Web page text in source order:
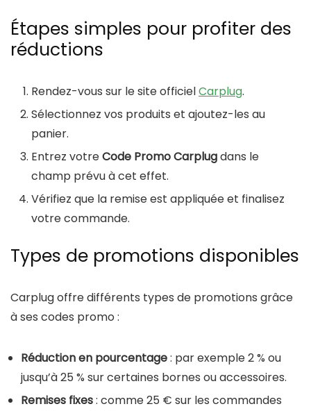
Étapes simples pour profiter des
réductions
Rendez-vous sur le site officielCarplug.
Sélectionnez vos produits et ajoutez-les au
panier.
Entrez votreCode Promo Carplugdans le
champ prévu à cet effet.
Vérifiez que la remise est appliquée et finalisez
votre commande.
Types de promotions disponibles
Carplug offre différents types de promotions grâce
à ses codes promo :
Réduction en pourcentage: par exemple 2 % ou
jusqu’à 25 % sur certaines bornes ou accessoires.
Remises fixes: comme 25 € sur les commandes